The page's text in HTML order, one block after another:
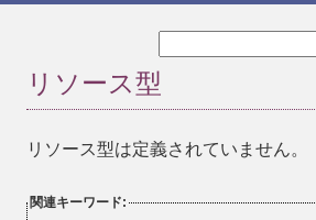
リソース型
リソース型は定義されていません。
関連キーワード: